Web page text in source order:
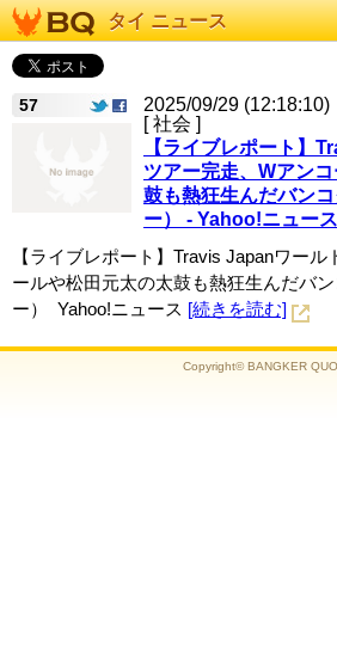
タイ ニュース
57
2025/09/29 (12:18:10)
[ 社会 ]
【ライブレポート】
ツアー完走、Wアン
鼓も熱狂生んだバン
ー） - Yahoo!ニュース
【ライブレポート】Travis Japanワー
ールや松田元太の太鼓も熱狂生んだバ
ー） Yahoo!ニュース [続きを読む]
Copyright© BANGKER